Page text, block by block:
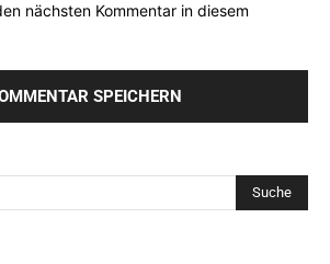
nächsten Kommentar in diesem